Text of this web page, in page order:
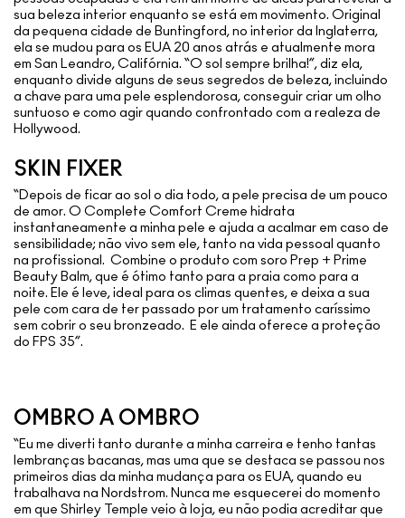
sua beleza interior enquanto se está em movimento. Original
da pequena cidade de Buntingford, no interior da Inglaterra,
ela se mudou para os EUA 20 anos atrás e atualmente mora
em San Leandro, Califórnia. “O sol sempre brilha!”, diz ela,
enquanto divide alguns de seus segredos de beleza, incluindo
a chave para uma pele esplendorosa, conseguir criar um olho
suntuoso e como agir quando confrontado com a realeza de
Hollywood.
SKIN FIXER
“Depois de ficar ao sol o dia todo, a pele precisa de um pouco
de amor. O Complete Comfort Creme hidrata
instantaneamente a minha pele e ajuda a acalmar em caso de
sensibilidade; não vivo sem ele, tanto na vida pessoal quanto
na profissional. Combine o produto com soro Prep + Prime
Beauty Balm, que é ótimo tanto para a praia como para a
noite. Ele é leve, ideal para os climas quentes, e deixa a sua
pele com cara de ter passado por um tratamento caríssimo
sem cobrir o seu bronzeado. E ele ainda oferece a proteção
do FPS 35”.
OMBRO A OMBRO
“Eu me diverti tanto durante a minha carreira e tenho tantas
lembranças bacanas, mas uma que se destaca se passou nos
primeiros dias da minha mudança para os EUA, quando eu
trabalhava na Nordstrom. Nunca me esquecerei do momento
em que Shirley Temple veio à loja, eu não podia acreditar que